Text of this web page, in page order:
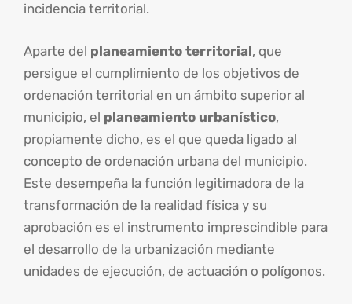
incidencia territorial.
Aparte del planeamiento territorial, que
persigue el cumplimiento de los objetivos de
ordenación territorial en un ámbito superior al
municipio, el planeamiento urbanístico,
propiamente dicho, es el que queda ligado al
concepto de ordenación urbana del municipio.
Este desempeña la función legitimadora de la
transformación de la realidad física y su
aprobación es el instrumento imprescindible para
el desarrollo de la urbanización mediante
unidades de ejecución, de actuación o polígonos.